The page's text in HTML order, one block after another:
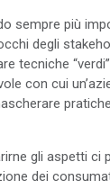
sempre più
degli
tecniche
con cui
gli aspetti
dei